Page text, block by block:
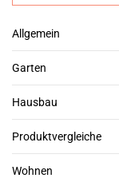
Allgemein
Garten
Hausbau
Produktvergleiche
Wohnen